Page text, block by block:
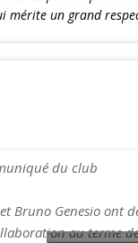
mérite un grand
du club
et Bruno Genesio ont
au terme